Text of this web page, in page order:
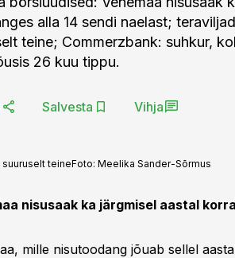
alla 14 sendi naelast;
teine; Commerzbank: suhkur,
26 kuu tippu.
Salvesta Vihja
teineFoto: Meelika Sander-Sõrmus
nisusaak ka järgmisel aastal
mille nisutoodang jõuab sellel